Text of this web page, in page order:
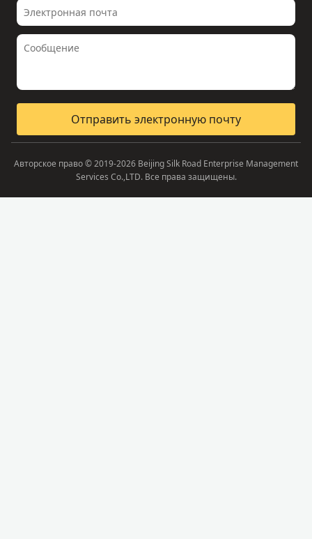
Отправить электронную почту
Авторское право © 2019-2026 Beijing Silk Road Enterprise Management
Services Co.,LTD. Все права защищены.